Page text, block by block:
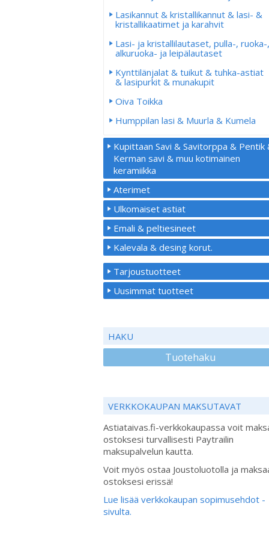
Lasikannut & kristallikannut & lasi- &
kristallikaatimet ja karahvit
Lasi- ja kristallilautaset, pulla-, ruoka-,
alkuruoka- ja leipälautaset
Kynttilänjalat & tuikut & tuhka-astiat
& lasipurkit & munakupit
Oiva Toikka
Humppilan lasi & Muurla & Kumela
Kupittaan Savi & Savitorppa & Pentik
Kerman savi & muu kotimainen
keramiikka
Aterimet
Ulkomaiset astiat
Emali & peltiesineet
Kalevala & desing korut.
Tarjoustuotteet
Uusimmat tuotteet
HAKU
Tuotehaku
VERKKOKAUPAN MAKSUTAVAT
Astiataivas.fi-verkkokaupassa voit
ostoksesi turvallisesti Paytrailin
maksupalvelun kautta.
Voit myös ostaa Joustoluotolla ja
ostoksesi erissä!
Lue lisää verkkokaupan sopimusehdot -
sivulta.